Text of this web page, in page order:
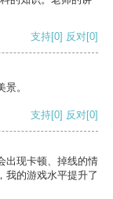
支持[0] 反对[0]
。
支持[0] 反对[0]
出现卡顿、掉线的情
我的游戏水平提升了